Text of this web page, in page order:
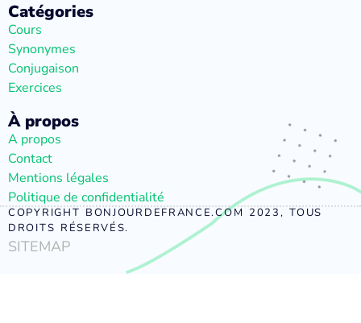
Catégories
Cours
Synonymes
Conjugaison
Exercices
À propos
A propos
Contact
Mentions légales
Politique de confidentialité
COPYRIGHT BONJOURDEFRANCE.COM 2023, TOUS
DROITS RÉSERVÉS.
SITEMAP